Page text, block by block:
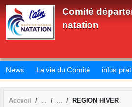
Comité
natation
News La vie du Comité infos
Accueil REGION HIVER
Panneau de gestion des cookies